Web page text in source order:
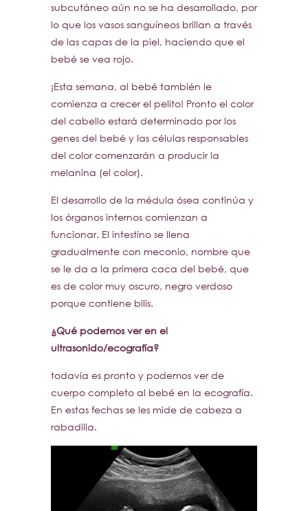
subcutáneo aún no se ha desarrollado, por
lo que los vasos sanguíneos brillan a través
de las capas de la piel, haciendo que el
bebé se vea rojo.
¡Esta semana, al bebé también le
comienza a crecer el pelito! Pronto el color
del cabello estará determinado por los
genes del bebé y las células responsables
del color comenzarán a producir la
melanina (el color).
El desarrollo de la médula ósea continúa y
los órganos internos comienzan a
funcionar. El intestino se llena
gradualmente con meconio, nombre que
se le da a la primera caca del bebé, que
es de color muy oscuro, negro verdoso
porque contiene bilis.
¿Qué podemos ver en el
ultrasonido/ecografía?
todavía es pronto y podemos ver de
cuerpo completo al bebé en la ecografía.
En estas fechas se les mide de cabeza a
rabadilla.